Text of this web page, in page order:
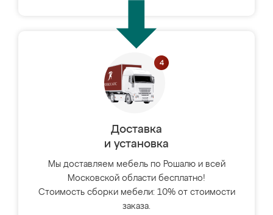
Доставка
и установка
Мы доставляем мебель по Рошалю и всей
Московской области бесплатно!
Стоимость сборки мебели: 10% от стоимости
заказа.